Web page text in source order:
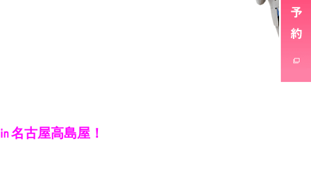
名古屋高島屋！